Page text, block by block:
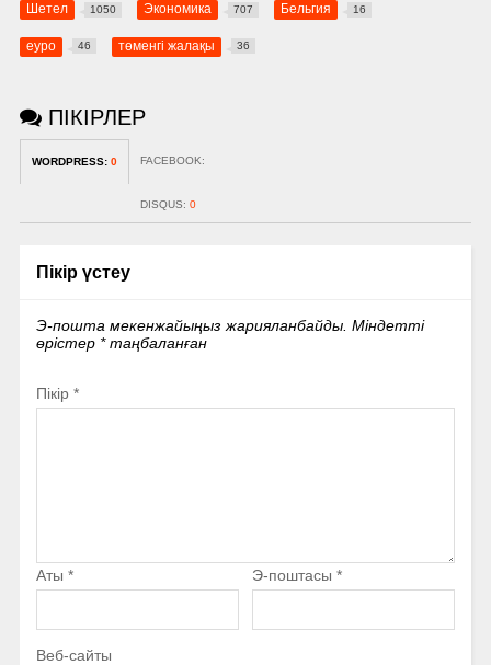
Шетел 1050 Экономика 707 Бельгия 16
еуро 46 төменгі жалақы 36
ПІКІРЛЕР
WORDPRESS: 0 FACEBOOK:
DISQUS: 0
Пікір үстеу
Э-пошта мекенжайыңыз жарияланбайды. Міндетті
өрістер *таңбаланған
Пікір *
Аты * Э-поштасы *
Веб-сайты